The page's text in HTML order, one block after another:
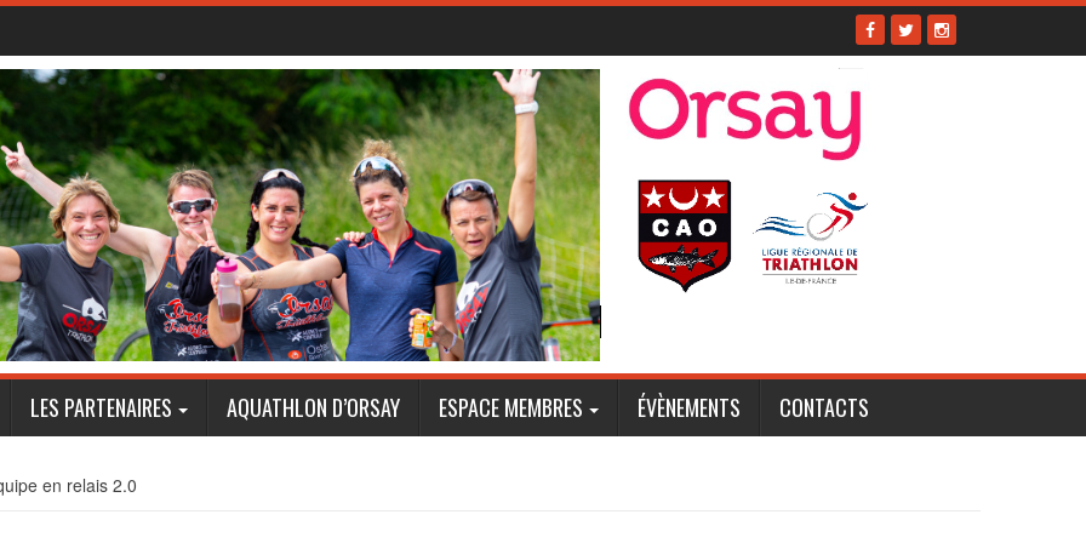
LES PARTENAIRES AQUATHLON D’ORSAY ESPACE MEMBRES ÉVÈNEMENTS CONTACTS
en relais 2.0